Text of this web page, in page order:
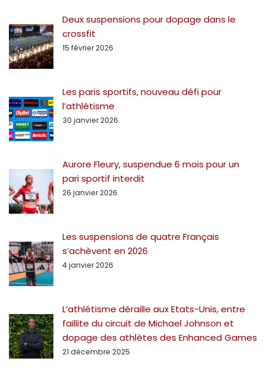
Deux suspensions pour dopage dans le
crossfit
15 février 2026
Les paris sportifs, nouveau défi pour
l’athlétisme
30 janvier 2026
Aurore Fleury, suspendue 6 mois pour un
pari sportif interdit
26 janvier 2026
Les suspensions de quatre Français
s’achèvent en 2026
4 janvier 2026
L’athlétisme déraille aux Etats-Unis, entre
faillite du circuit de Michael Johnson et
dopage des athlètes des Enhanced Games
21 décembre 2025